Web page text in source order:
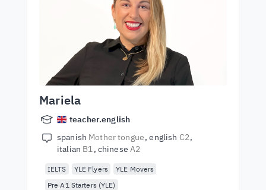
Mariela
teacher.english
spanish Mother tongue english C2
italian B1 chinese A2
IELTS YLE Flyers
YLE Movers
Pre A1 Starters (YLE)